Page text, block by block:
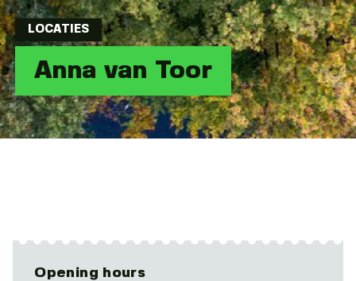
LOCATIES
Anna van Toor
Opening hours